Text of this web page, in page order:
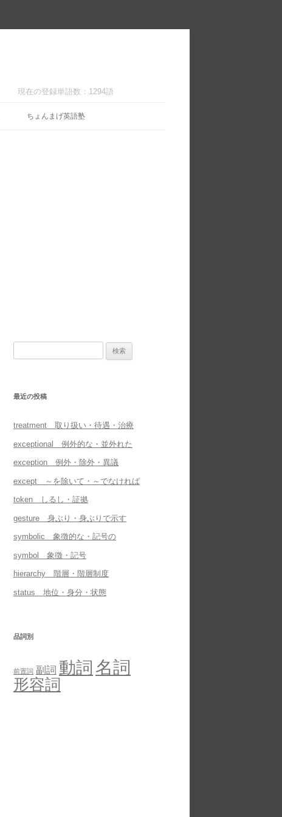
現在の登録単語数：1294語
ちょんまげ英語塾
最近の投稿
treatment 取り扱い・待遇・治療
exceptional 例外的な・並外れた
exception 例外・除外・異議
except ～を除いて・～でなければ
token しるし・証拠
gesture 身ぶり・身ぶりで示す
symbolic 象徴的な・記号の
symbol 象徴・記号
hierarchy 階層・階層制度
status 地位・身分・状態
品詞別
前置詞 副詞 動詞 名詞
形容詞